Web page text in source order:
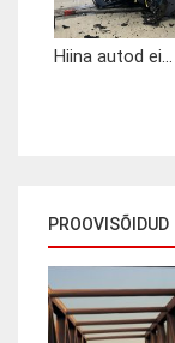
Hiina autod ei...
PROOVISÕIDUD